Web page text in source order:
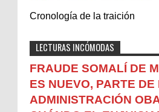
Cronología de la traición
LECTURAS INCÓMODAS
FRAUDE SOMALÍ DE
ES NUEVO, PARTE DE
ADMINISTRACIÓN